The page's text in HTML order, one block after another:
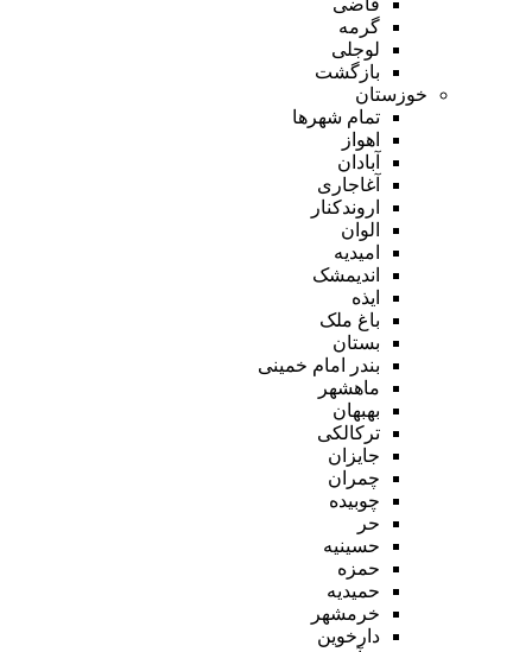
گرمه
لوجلی
بازگشت
خوزستان
تمام شهر‌ها
اهواز
آبادان
آغاجاری
اروندکنار
الوان
امیدیه
اندیمشک
ایذه
باغ ملک
بستان
بندر امام خمینی
ماهشهر
بهبهان
ترکالکی
جایزان
چمران
چوبیده
حر
حسینیه
حمزه
حمیدیه
خرمشهر
دارخوین